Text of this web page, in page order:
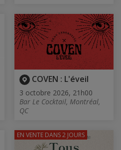
COVEN : L'éveil
3 octobre 2026, 21h00
Bar Le Cocktail, Montréal,
QC
EN VENTE DANS 2 JOURS